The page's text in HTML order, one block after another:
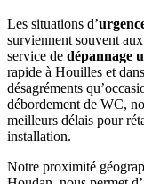
Les situations d’
surviennent souvent
service de dépannage
rapide à Houilles et
désagréments
débordement de WC,
meilleurs délais pour
installation.
Notre proximité